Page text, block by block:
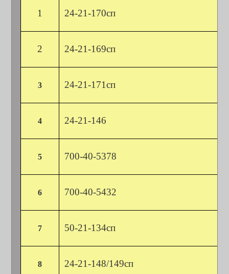
1 24-21-170сп
2 24-21-169сп
3 24-21-171сп
4 24-21-146
5 700-40-5378
6 700-40-5432
7 50-21-134сп
8 24-21-148/149сп